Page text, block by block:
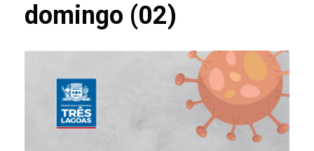
domingo (02)